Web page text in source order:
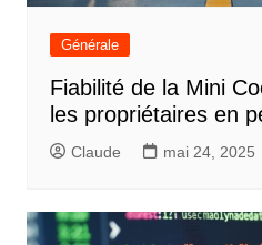
Générale
Fiabilité de la Mini
les propriétaires en
Claude mai 24, 2025